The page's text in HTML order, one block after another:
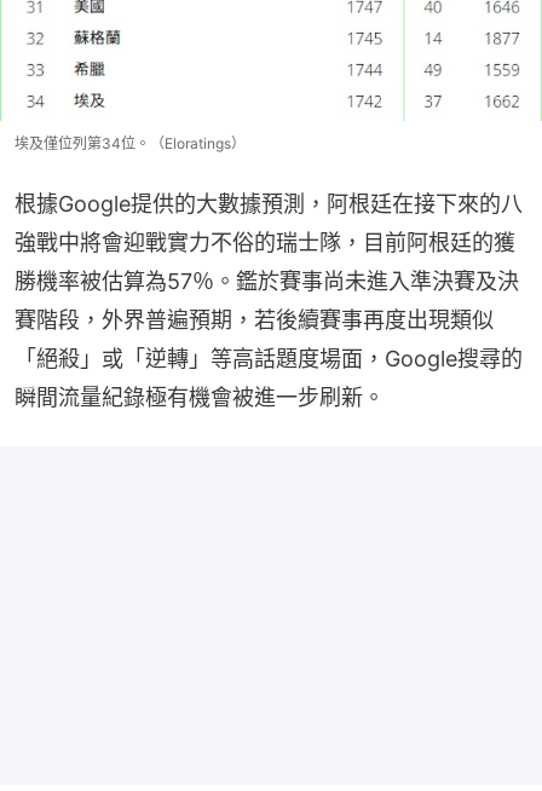
埃及僅位列第34位。（Eloratings）
根據Google提供的大數據預測，阿根廷在接下來的八
強戰中將會迎戰實力不俗的瑞士隊，目前阿根廷的獲
勝機率被估算為57％。鑑於賽事尚未進入準決賽及決
賽階段，外界普遍預期，若後續賽事再度出現類似
「絕殺」或「逆轉」等高話題度場面，Google搜尋的
瞬間流量紀錄極有機會被進一步刷新。